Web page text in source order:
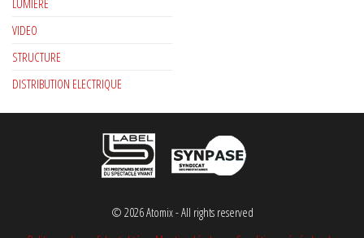
VIDEO
STRUCTURE
DISTRIBUTION ELECTRIQUE
© 2026 Atomix - All rights reserved